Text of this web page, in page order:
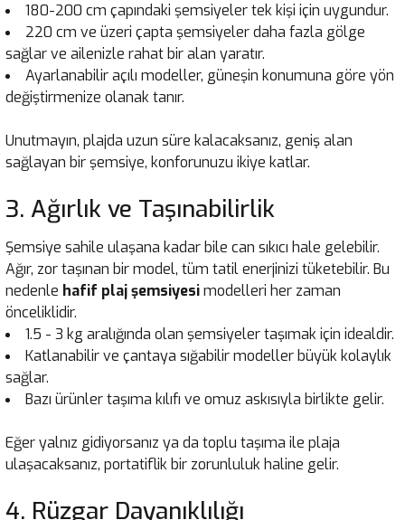
180-200 cm çapındaki şemsiyeler tek kişi için uygundur.
220 cm ve üzeri çapta şemsiyeler daha fazla gölge
sağlar ve ailenizle rahat bir alan yaratır.
Ayarlanabilir açılı modeller, güneşin konumuna göre yön
değiştirmenize olanak tanır.
Unutmayın, plajda uzun süre kalacaksanız, geniş alan
sağlayan bir şemsiye, konforunuzu ikiye katlar.
3. Ağırlık ve Taşınabilirlik
Şemsiye sahile ulaşana kadar bile can sıkıcı hale gelebilir.
Ağır, zor taşınan bir model, tüm tatil enerjinizi tüketebilir. Bu
nedenle hafif plaj şemsiyesimodelleri her zaman
önceliklidir.
1.5 - 3 kg aralığında olan şemsiyeler taşımak için idealdir.
Katlanabilir ve çantaya sığabilir modeller büyük kolaylık
sağlar.
Bazı ürünler taşıma kılıfı ve omuz askısıyla birlikte gelir.
Eğer yalnız gidiyorsanız ya da toplu taşıma ile plaja
ulaşacaksanız, portatiflik bir zorunluluk haline gelir.
4. Rüzgar Dayanıklılığı